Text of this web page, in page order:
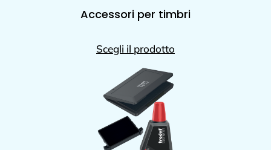
Accessori per timbri
Scegli il prodotto